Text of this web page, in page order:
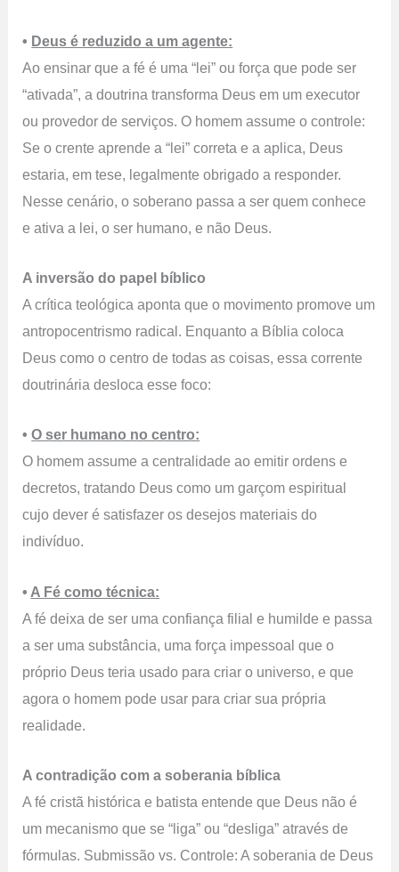
• Deus é reduzido a um agente:
Ao ensinar que a fé é uma “lei” ou força que pode ser
“ativada”, a doutrina transforma Deus em um executor
ou provedor de serviços. O homem assume o controle:
Se o crente aprende a “lei” correta e a aplica, Deus
estaria, em tese, legalmente obrigado a responder.
Nesse cenário, o soberano passa a ser quem conhece
e ativa a lei, o ser humano, e não Deus.
A inversão do papel bíblico
A crítica teológica aponta que o movimento promove um
antropocentrismo radical. Enquanto a Bíblia coloca
Deus como o centro de todas as coisas, essa corrente
doutrinária desloca esse foco:
•O ser humano no centro:
O homem assume a centralidade ao emitir ordens e
decretos, tratando Deus como um garçom espiritual
cujo dever é satisfazer os desejos materiais do
indivíduo.
• A Fé como técnica:
A fé deixa de ser uma confiança filial e humilde e passa
a ser uma substância, uma força impessoal que o
próprio Deus teria usado para criar o universo, e que
agora o homem pode usar para criar sua própria
realidade.
A contradição com a soberania bíblica
A fé cristã histórica e batista entende que Deus não é
um mecanismo que se “liga” ou “desliga” através de
fórmulas. Submissão vs. Controle: A soberania de Deus